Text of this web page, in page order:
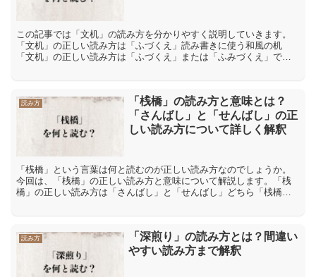
この記事では「文机」の読み方を分かりやすく説明していきます。
「文机」の正しい読み方は「ふづくえ」読み書きに使う和風の机
「文机」の正しい読み方は「ふづくえ」または「ふみづくえ」で
読み方
「桟橋」の読み方と意味とは？
「さんばし」と「せんばし」の正
しい読み方について詳しく解釈
「桟橋」という言葉は何と読むのが正しい読み方なのでしょうか。
今回は、「桟橋」の正しい読み方と意味について解説します。「桟
橋」の正しい読み方は「さんばし」と「せんばし」どちら「桟橋」
読み方
「深煎り」の読み方とは？間違い
やすい読み方まで解釈